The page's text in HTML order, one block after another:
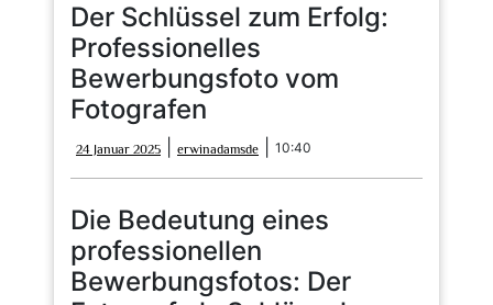
Der Schlüssel zum Erfolg:
Professionelles
Bewerbungsfoto vom
Fotografen
24 Januar 2025
Januar
2025
erwinadamsde erwinadamsde
10:40
Die Bedeutung eines
professionellen
Bewerbungsfotos: Der